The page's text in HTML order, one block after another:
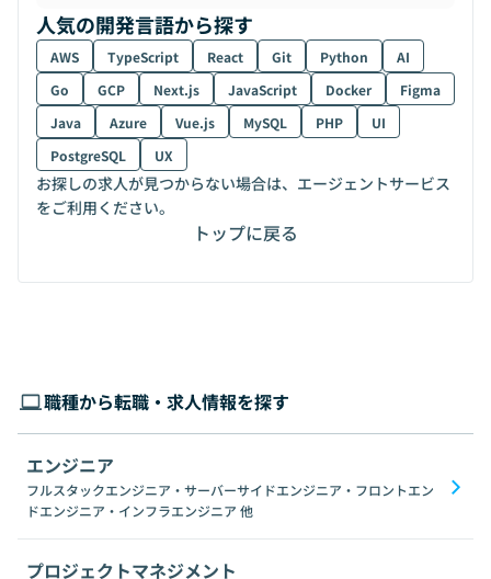
人気の開発言語から探す
AWS TypeScript React Git Python
AI
Go
GCP Next.js JavaScript Docker
Figma
Java
Azure Vue.js MySQL PHP
UI
PostgreSQL
UX
お探しの求人が見つからない場合は、エージェントサービス
をご利用ください。
トップに戻る
職種から転職・求人情報を探す
エンジニア
フルスタックエンジニア・サーバーサイドエンジニア・フロントエン
ドエンジニア・インフラエンジニア 他
プロジェクトマネジメント